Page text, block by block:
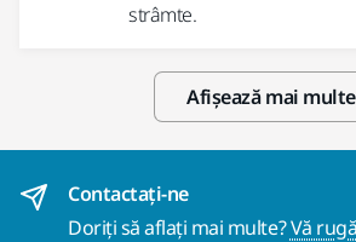
strâmte.
Afișează mai multe
Contactaţi-ne
Doriți să aflați mai multe?Vă